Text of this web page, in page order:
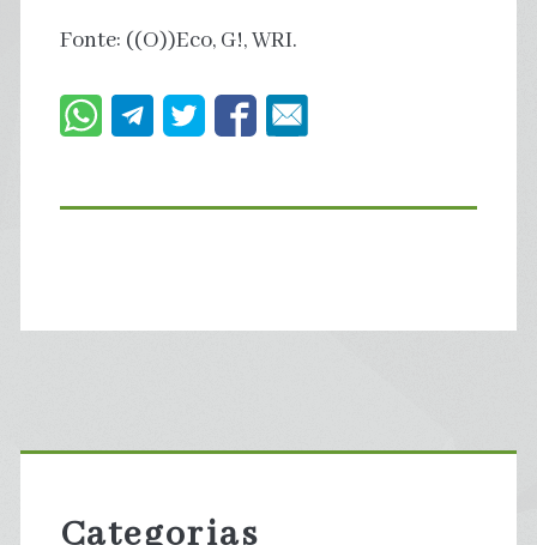
Fonte: ((O))Eco, G!, WRI.
Primary
Sidebar
Categorias